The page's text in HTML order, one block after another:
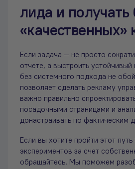
лида и получать
«качественных»
Если задача — не просто
отчете, а выстроить устойчивый
без системного подхода не
позволяет сделать рекламу
важно правильно
посадочными страницами и
донастраивать по фактическим
Если вы хотите пройти этот
экспериментов за счет
обращайтесь. Мы поможем